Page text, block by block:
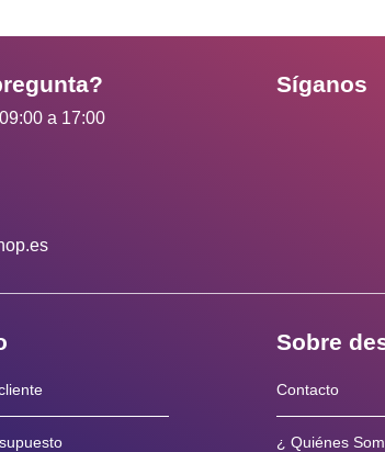
a 17:00
Síganos
Sobre
Contacto
¿ Quiénes